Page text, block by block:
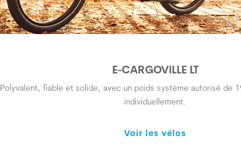
E-CARGOVILLE LT
Polyvalent, fiable et solide, avec un poids système autorisé de
individuellement.
Voir les vélos